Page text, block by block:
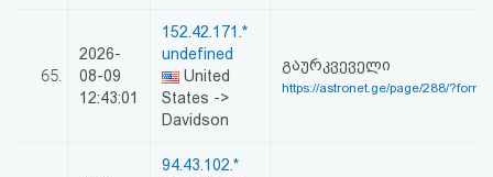
65.
2026-
08-09
12:43:01
152.42.171.*
undefined
United
States ->
Davidson
გაურკვეველი
https://astronet.ge/page/288/
94.43.102.*